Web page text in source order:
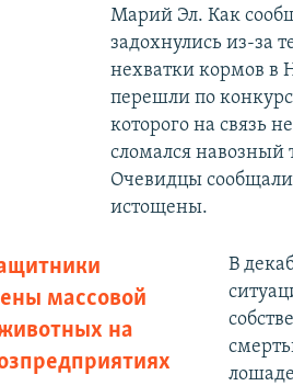
Марий Эл. Как
задохнулись из-за
нехватки кормов в
перешли по
которого на связь
сломался навозный
Очевидцы
истощены.
массовой
на
В